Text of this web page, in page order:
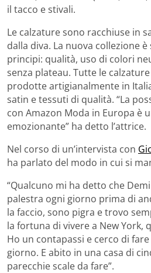
il tacco e stivali.
Le calzature sono racchiuse in
dalla diva. La nuova collezione
principi: qualità, uso di colori
senza plateau. Tutte le
prodotte artigianalmente in
satin e tessuti di qualità. “La
con Amazon Moda in Europa è
emozionante” ha detto l’attrice.
Nel corso di un’intervista con
ha parlato del modo in cui si
“Qualcuno mi ha detto che
palestra ogni giorno prima di
la faccio, sono pigra e trovo
la fortuna di vivere a New York,
Ho un contapassi e cerco di
giorno. E abito in una casa di
parecchie scale da fare”.